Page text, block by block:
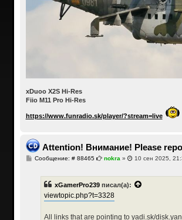
xDuoo X2S Hi-Res
Fiio M11 Pro Hi-Res
https://www.funradio.sk/player/?stream=live
Attention! Внимание! Please
Сообщение: # 88465С
щ
е
н
nokra » 10 сен 2025,
xGamerPro239писал(а):
viewtopic.php?t=3328
All links that are pointing to yadi.sk/